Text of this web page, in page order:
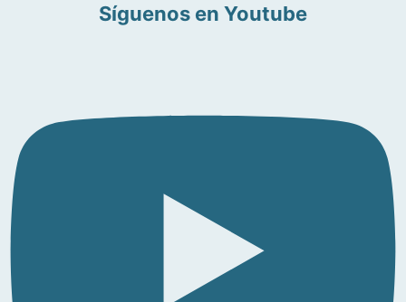
Síguenos en Youtube